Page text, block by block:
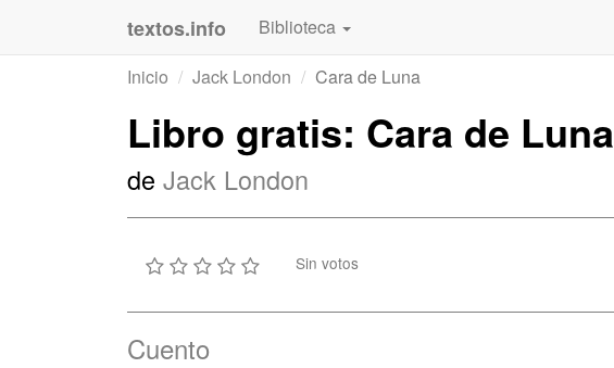
textos.info
Biblioteca
Inicio
Jack London Cara de Luna
Libro gratis: Cara de Luna
de Jack London
Sin votos
Cuento